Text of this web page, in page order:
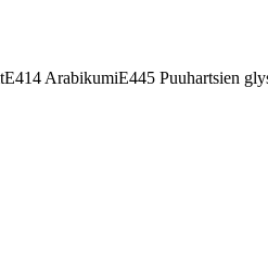
E414 ArabikumiE445 Puuhartsien